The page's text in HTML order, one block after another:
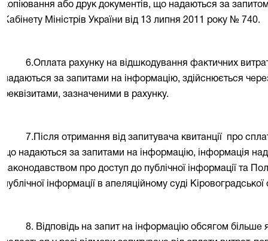
копіювання або друк документів, що надаються за
Кабінету Міністрів України від 13 липня 2011 року № 740.
6.Оплата рахунку на відшкодування фактичних
надаються за запитами на інформацію, здійснюється
реквізитами, зазначеними в рахунку.
7.Після отримання від запитувача квитанції
про
що надаються за запитами на інформацію, інформація
законодавством про доступ до публічної інформації та
публічної інформації в апеляційному суді Кіровоградської
8. Відповідь на запит на інформацію обсягом більше